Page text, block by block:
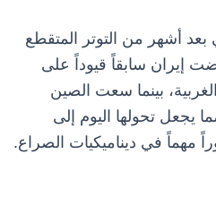
بعد أشهر من التوتر المتقطع
سابقاً قيوداً على
بينما سعت الصين
يجعل تحولها اليوم إلى
في ديناميكيات الصراع.